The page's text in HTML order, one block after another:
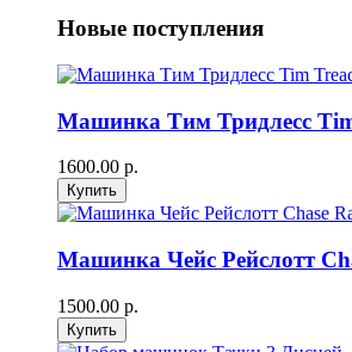
Новые поступления
Машинка Тим Тридлесс
1600.00 р.
Машинка Чейс Рейслотт
1500.00 р.